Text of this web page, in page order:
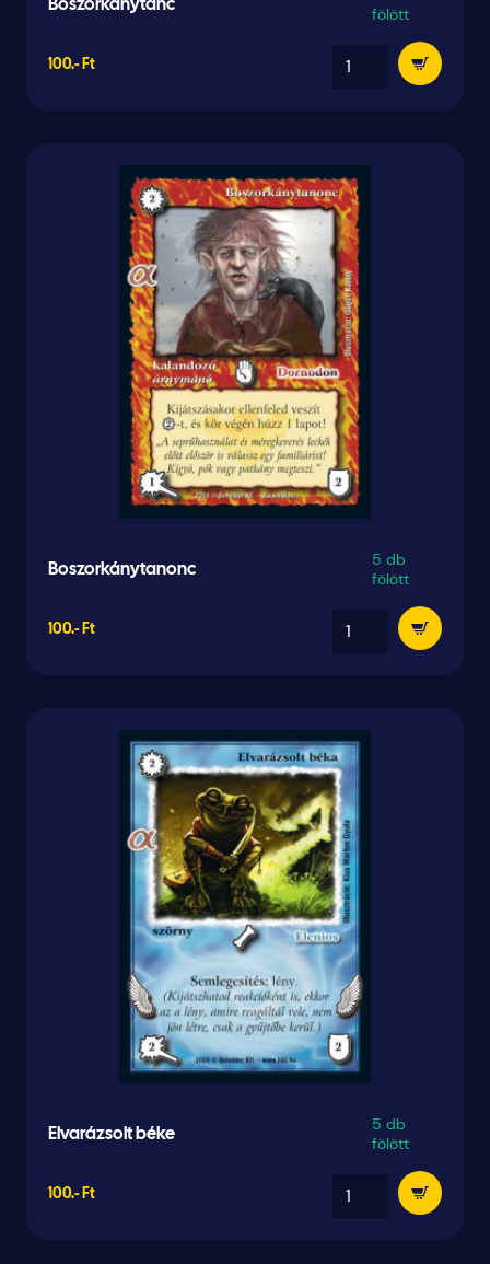
Boszorkánytánc
fölött
100.- Ft
Boszorkánytanonc
5 db
fölött
100.- Ft
Elvarázsolt béke
5 db
fölött
100.- Ft